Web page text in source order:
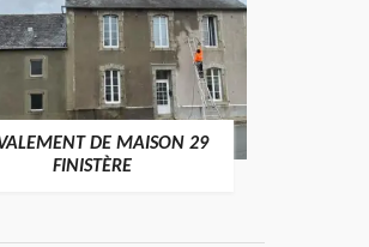
DE MAISON 29
FINISTÈRE